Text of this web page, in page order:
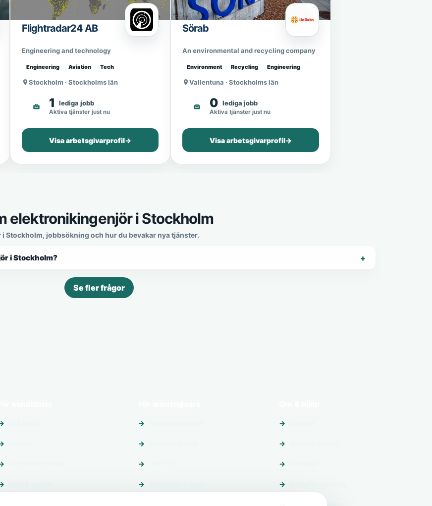
Flightradar24 AB
Engineering and technology
Engineering Aviation Tech
Stockholm · Stockholms län
1 lediga jobb
Aktiva tjänster just nu
Visa arbetsgivarprofil→
Sörab
An environmental and recycling company
Environment Recycling Engineering
Vallentuna · Stockholms län
0 lediga jobb
Aktiva tjänster just nu
Visa arbetsgivarprofil→
elektronikingenjör i Stockholm
Stockholm, jobbsökning och hur du bevakar nya tjänster.
i Stockholm?
Se fler frågor